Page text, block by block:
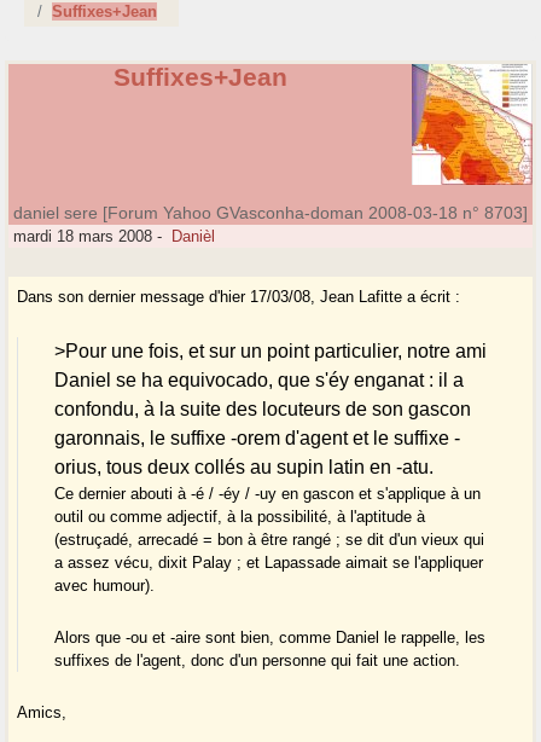
Suffixes+Jean
Suffixes+Jean
daniel sere [Forum Yahoo GVasconha-doman 2008-03-18 n° 8703]
mardi 18 mars 2008 - Danièl
Dans son dernier message d'hier 17/03/08, Jean Lafitte a écrit :
>Pour une fois, et sur un point particulier, notre ami
Daniel se ha equivocado, que s'éy enganat : il a
confondu, à la suite des locuteurs de son gascon
garonnais, le suffixe -orem d'agent et le suffixe -
orius, tous deux collés au supin latin en -atu.
Ce dernier abouti à -é / -éy / -uy en gascon et s'applique à un
outil ou comme adjectif, à la possibilité, à l'aptitude à
(estruçadé, arrecadé = bon à être rangé ; se dit d'un vieux qui
a assez vécu, dixit Palay ; et Lapassade aimait se l'appliquer
avec humour).
Alors que -ou et -aire sont bien, comme Daniel le rappelle, les
suffixes de l'agent, donc d'un personne qui fait une action.
Amics,